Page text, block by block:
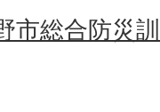
市総合防災